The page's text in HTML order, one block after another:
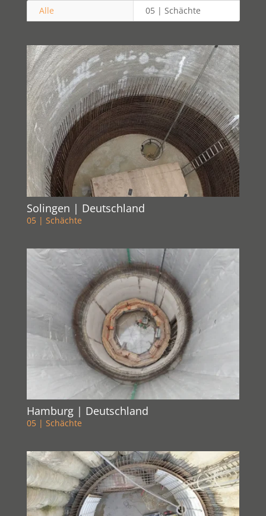
Alle 05 | Schächte
Solingen | Deutschland
05 | Schächte
Hamburg | Deutschland
05 | Schächte